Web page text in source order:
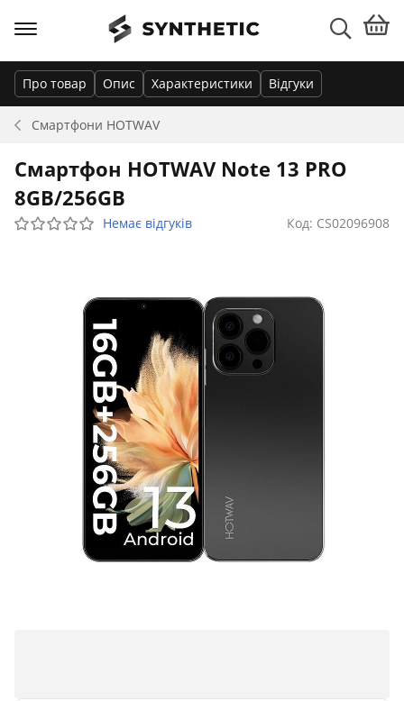
Смартфони HOTWAV
Про товар Опис Характеристики Відгуки
Смартфон HOTWAV Note 13 PRO
8GB/256GB
Немає відгуків Код: CS02096908